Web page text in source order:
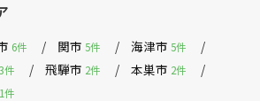
6件 関市5件 海津市5件
3件 飛騨市 2件 本巣市 2件
1件